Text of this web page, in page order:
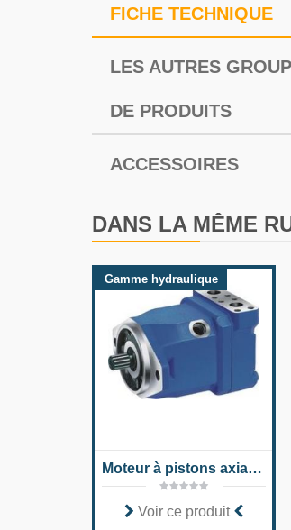
FICHE TECHNIQUE
LES AUTRES
DE PRODUITS
ACCESSOIRES
DANS LA MÊME
Gamme hydraulique
Moteur à pistons axiaux A10FM série 52
Voir ce produit